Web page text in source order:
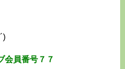
会員番号７７